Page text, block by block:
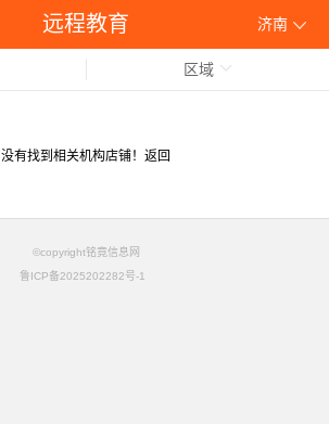
济南
远程教育
区域
没有找到相关机构店铺！ 返回
©copyright铭竟信息网
鲁ICP备2025202282号-1